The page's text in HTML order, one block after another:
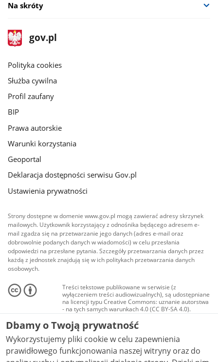
Na skróty
stopka
gov.pl
Strona
gov.pl
gov.pl
Polityka cookies
Służba cywilna
Profil zaufany
BIP
Prawa autorskie
Warunki korzystania
Geoportal
Deklaracja dostępności serwisu Gov.pl
Ustawienia prywatności
Strony dostępne w domenie www.gov.pl mogą zawierać adresy skrzynek
mailowych. Użytkownik korzystający z odnośnika będącego adresem e-
mail zgadza się na przetwarzanie jego danych (adres e-mail oraz
dobrowolnie podanych danych w wiadomości) w celu przesłania
odpowiedzi na przesłane pytania. Szczegóły przetwarzania danych przez
każdą z jednostek znajdują się w ich politykach przetwarzania danych
osobowych.
Treści tekstowe publikowane w serwisie (z
wyłączeniem treści audiowizualnych), są udostępniane
na licencji typu Creative Commons: uznanie autorstwa
- na tych samych warunkach 4.0 (CC BY-SA 4.0).
Materiały audiowizualne, w tym zdjęcia, materiały
audio i wideo, są udostępniane na licencji typu
Creative Commons: uznanie autorstwa użycie
niekomercyjne - bez utworów zależnych 4.0 (CC BY-
NC-ND 4.0), o ile nie jest to stwierdzone inaczej.
Dbamy o Twoją prywatność
Wykorzystujemy pliki cookie w celu zapewnienia
prawidłowego funkcjonowania naszej witryny oraz do